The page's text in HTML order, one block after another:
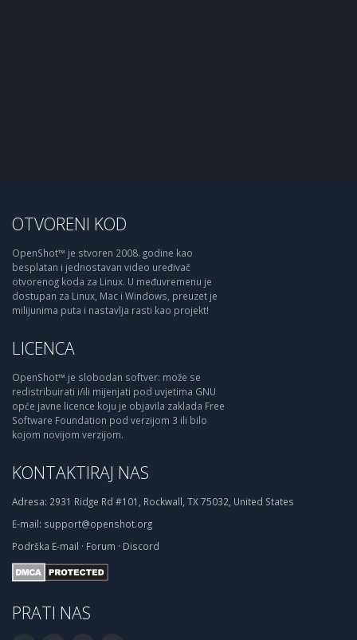
OTVORENI KOD
OpenShot™ je stvoren 2008. godine kao
besplatan i jednostavan video uređivač
otvorenog koda za Linux. U međuvremenu je
dostupan za Linux, Mac i Windows, preuzet je
milijunima puta i nastavlja rasti kao projekt!
LICENCA
OpenShot™ je slobodan softver: može se
redistribuirati i/ili mijenjati pod uvjetima GNU
opće javne licence koju je objavila zaklada Free
Software Foundation pod verzijom 3 ili bilo
kojom novijom verzijom.
KONTAKTIRAJ NAS
Adresa: 2931 Ridge Rd #101, Rockwall, TX 75032, United States
E-mail: support@openshot.org
Podrška E-mail · Forum · Discord
PRATI NAS